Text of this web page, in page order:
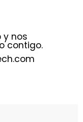
y nos
contigo.